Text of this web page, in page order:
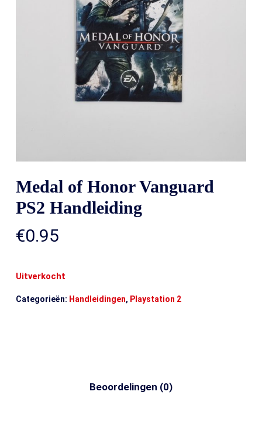
Medal of Honor Vanguard
PS2 Handleiding
€0.95
Uitverkocht
Categorieën: Handleidingen, Playstation 2
Beoordelingen (0)